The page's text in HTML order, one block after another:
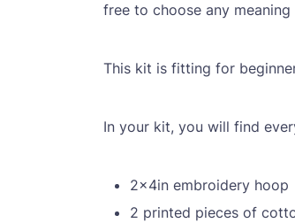
free to choose any
This kit is fitting for
In your kit, you will find
2x4in embroidery hoop
2 printed pieces of